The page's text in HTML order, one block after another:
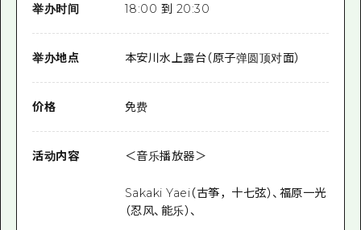
举办时间 18:00 到 20:30
举办地点 本安川水上露台（原子弹圆顶对面）
价格 免费
活动内容 ＜音乐播放器＞
Sakaki Yaei（古筝，十七弦）、福原一光
（忍风、能乐）、